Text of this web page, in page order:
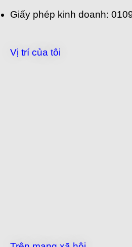
Giấy phép kinh doanh:
Vị trí của tôi